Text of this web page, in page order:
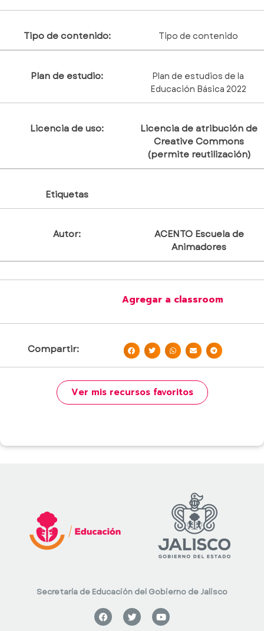
Tipo de contenido: Tipo de contenido
Plan de estudio:
Plan de estudios de la
Educación Básica 2022
Licencia de uso:
Licencia de atribución de
Creative Commons
(permite reutilización)
Etiquetas
Autor:
ACENTO Escuela de
Animadores
Agregar a classroom
Compartir:
Ver mis recursos favoritos
Secretaría de Educación del Gobierno de Jalisco